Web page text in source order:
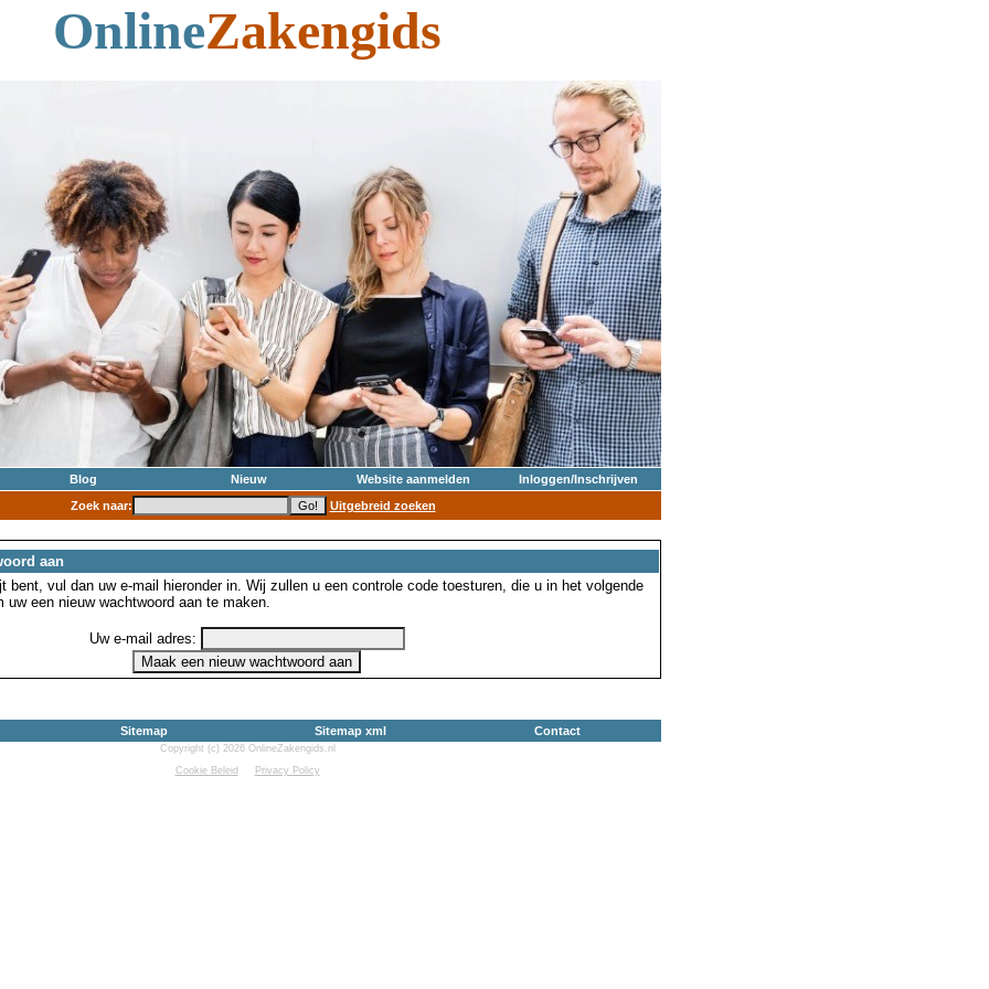
OnlineZakengids
Blog Nieuw Website aanmelden
Inloggen/Inschrijven
Zoek naar:
Uitgebreid zoeken
aan
bent, vul dan uw e-mail hieronder in. Wij zullen u een controle code toesturen, die u in het volgende
een nieuw wachtwoord aan te maken.
Uw e-mail adres:
Sitemap Sitemap xml Contact
Copyright (c) 2026 OnlineZakengids.nl
Cookie Beleid
Privacy Policy